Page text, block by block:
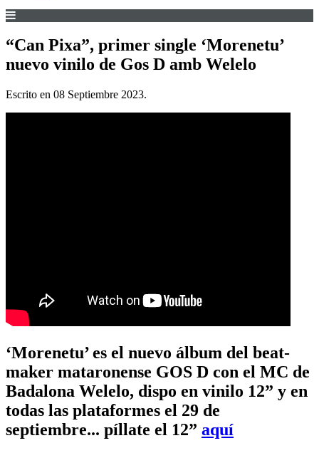
“Can Pixa”, primer single ‘Morenetu’
nuevo vinilo de Gos D amb Welelo
Escrito en 08 Septiembre 2023.
‘Morenetu’ es el nuevo álbum del beat-
maker mataronense GOS D con el MC de
Badalona Welelo, dispo en vinilo 12” y en
todas las plataformes el 29 de
septiembre... píllate el 12” aquí